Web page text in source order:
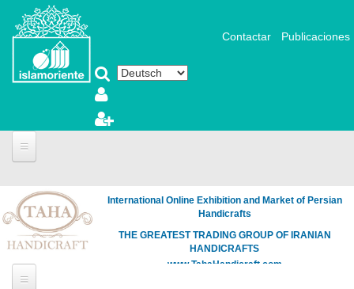
Direkt zum Inhalt
Contactar Publicaciones
International Online Exhibition and Market of Persian
Handicrafts
THE GREATEST TRADING GROUP OF IRANIAN
HANDICRAFTS
www.TahaHandicraft.com